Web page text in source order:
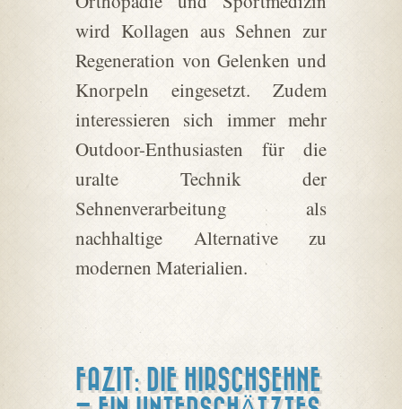
wird Kollagen aus Sehnen zur
Regeneration von Gelenken und
Knorpeln eingesetzt. Zudem
interessieren sich immer mehr
Outdoor-Enthusiasten für die
uralte Technik der
Sehnenverarbeitung als
nachhaltige Alternative zu
modernen Materialien.
FAZIT: DIE HIRSCHSEHNE